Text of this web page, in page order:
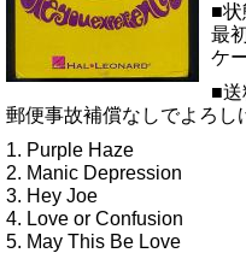
■
最
ケ
■
郵便事故補償なしでよろし
1. Purple Haze
2. Manic Depression
3. Hey Joe
4. Love or Confusion
5. May This Be Love